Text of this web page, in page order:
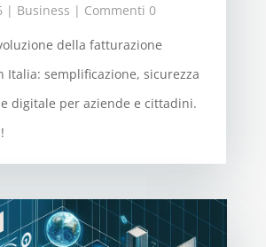
| Business | Commenti 0
della fatturazione
Italia: semplificazione, sicurezza
digitale per aziende e cittadini.